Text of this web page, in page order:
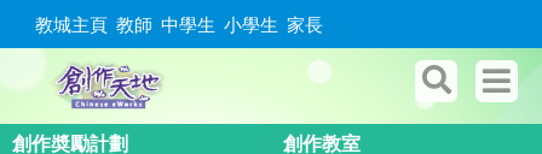
教城主頁 教師 中學生 小學生 家長
創作奬勵計劃
創作教室